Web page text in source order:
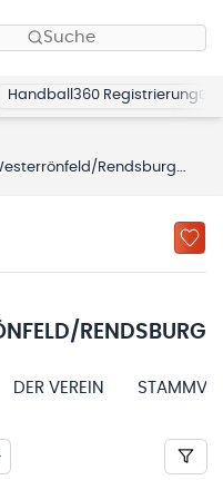
Suche
Handball360 Registrierung
Rendsburg
RENDSBURG
DER VEREIN